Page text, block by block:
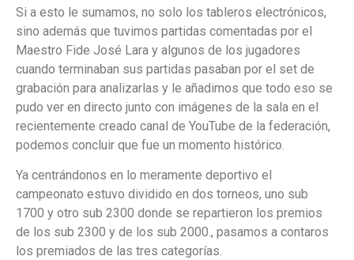
Si a esto le sumamos, no solo los tableros electrónicos,
sino además que tuvimos partidas comentadas por el
Maestro Fide José Lara y algunos de los jugadores
cuando terminaban sus partidas pasaban por el set de
grabación para analizarlas y le añadimos que todo eso se
pudo ver en directo junto con imágenes de la sala en el
recientemente creado canal de YouTube de la federación,
podemos concluir que fue un momento histórico.
Ya centrándonos en lo meramente deportivo el
campeonato estuvo dividido en dos torneos, uno sub
1700 y otro sub 2300 donde se repartieron los premios
de los sub 2300 y de los sub 2000., pasamos a contaros
los premiados de las tres categorías.